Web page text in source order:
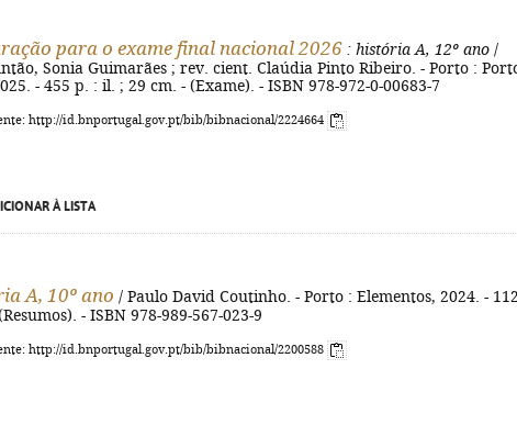
para o exame final nacional 2026 : história A, 12º ano /
Sonia Guimarães ; rev. cient. Claúdia Pinto Ribeiro. - Porto :
- 455 p. : il. ; 29 cm. - (Exame). - ISBN 978-972-0-00683-7
http://id.bnportugal.gov.pt/bib/bibnacional/2224664
À LISTA
A, 10º ano / Paulo David Coutinho. - Porto : Elementos, 2024. -
- ISBN 978-989-567-023-9
http://id.bnportugal.gov.pt/bib/bibnacional/2200588